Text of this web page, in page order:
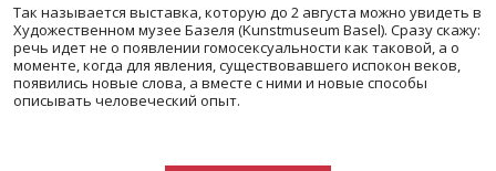
Так называется выставка, которую до 2 августа можно увидеть в
Художественном музее Базеля (Kunstmuseum Basel). Сразу скажу:
речь идет не о появлении гомосексуальности как таковой, а о
моменте, когда для явления, существовавшего испокон веков,
появились новые слова, а вместе с ними и новые способы
описывать человеческий опыт.